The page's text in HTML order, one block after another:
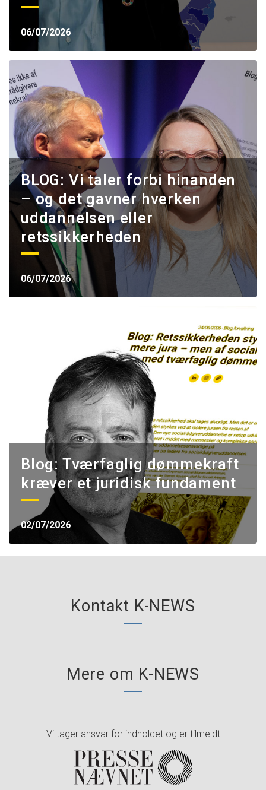
06/07/2026
BLOG: Vi taler forbi hinanden
– og det gavner hverken
uddannelsen eller
retssikkerheden
06/07/2026
Blog: Tværfaglig dømmekraft
kræver et juridisk fundament
02/07/2026
Kontakt K-NEWS
Mere om K-NEWS
Vi tager ansvar for indholdet og er tilmeldt